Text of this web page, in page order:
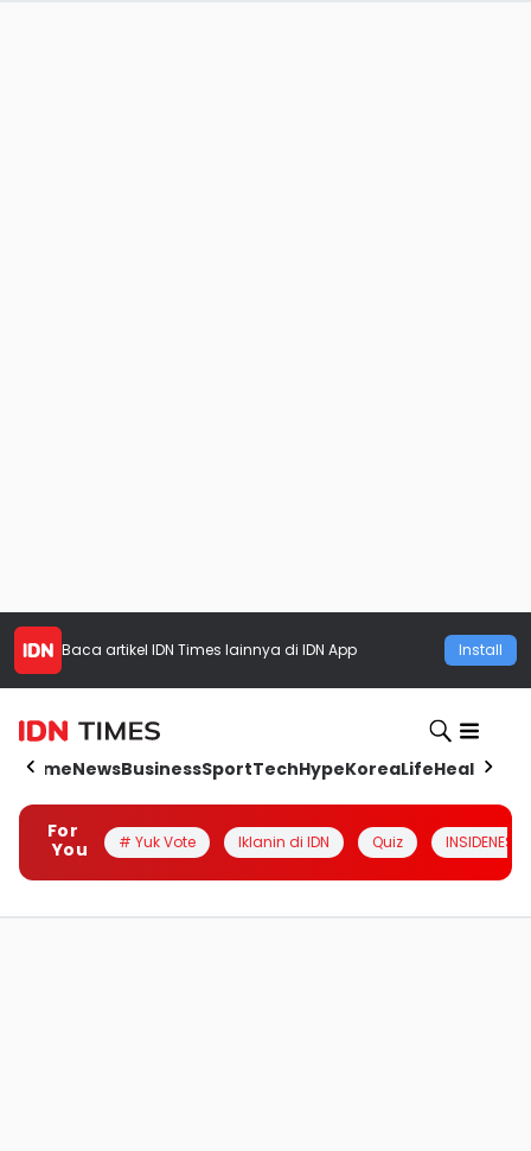
Baca artikel IDN Times lainnya di IDN App Install
HomeNewsBusinessSportTechHypeKoreaLifeHealth
For
You
# Yuk Vote Iklanin di IDN Quiz INSIDENESIA